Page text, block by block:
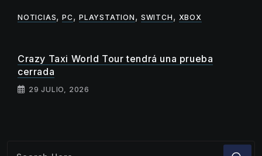
NOTICIAS,PC,PLAYSTATION , SWITCH , XBOX
Crazy Taxi World Tour tendrá una prueba
cerrada
29 JULIO, 2026